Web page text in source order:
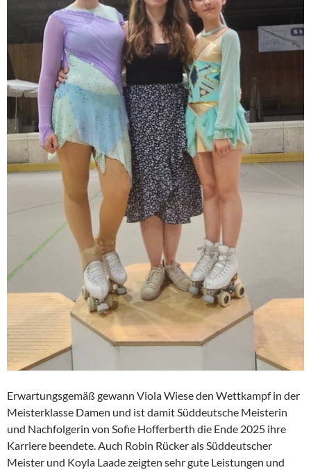
Erwartungsgemäß gewann Viola Wiese den Wettkampf in der
Meisterklasse Damen und ist damit Süddeutsche Meisterin
und Nachfolgerin von Sofie Hofferberth die Ende 2025 ihre
Karriere beendete. Auch Robin Rücker als Süddeutscher
Meister und Koyla Laade zeigten sehr gute Leistungen und